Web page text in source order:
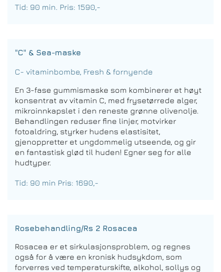
Tid: 90 min. Pris: 1590,-
"C" & Sea-maske
C- vitaminbombe, Fresh & fornyende
En 3-fase gummismaske som kombinerer et høyt
konsentrat av vitamin C, med frysetørrede alger,
mikroinnkapslet i den reneste grønne olivenolje.
Behandlingen reduser fine linjer, motvirker
fotoaldring, styrker hudens elastisitet,
gjenoppretter et ungdommelig utseende, og gir
en fantastisk glød til huden! Egner seg for alle
hudtyper.
Tid: 90 min Pris: 1690,-
Rosebehandling/Rs 2 Rosacea
Rosacea er et sirkulasjonsproblem, og regnes
også for å være en kronisk hudsykdom, som
forverres ved temperaturskifte, alkohol, sollys og